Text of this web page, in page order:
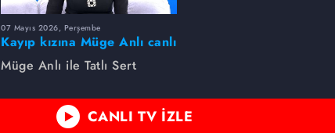
07 Mayıs 2026, Perşembe
Kayıp kızına Müge Anlı canlı
yayında kavuştu
Müge Anlı ile Tatlı Sert
CANLI TV İZLE